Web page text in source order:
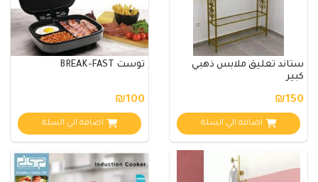
ستاند تعليق ملابس ذهبي
كبير
₪150
اضافة الي السلة
توست BREAK-FAST
₪100
اضافة الي السلة